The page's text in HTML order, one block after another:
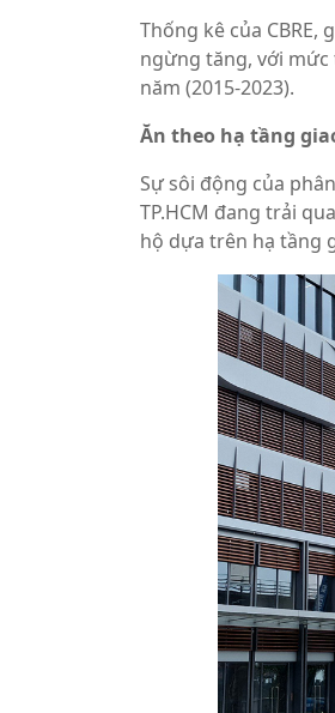
Thống kê của
ngừng tăng, với mức
năm (2015-2023).
Ăn theo hạ tầng
Sự sôi động của
TP.HCM đang trải
hộ dựa trên hạ tầng